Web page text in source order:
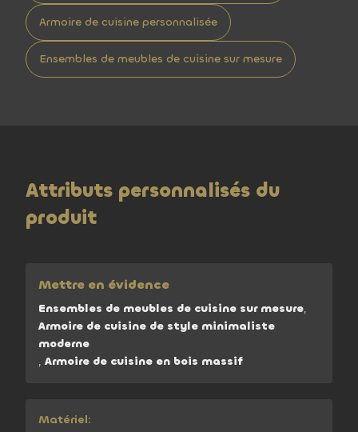
Armoire de cuisine personnalisée
Ensembles de meubles de cuisine sur mesure
Attributs personnalisés du
produit
Mettre en évidence
Ensembles de meubles de cuisine sur mesure,
Armoire de cuisine de style minimaliste
moderne
, Armoire de cuisine en bois massif
Matériel: